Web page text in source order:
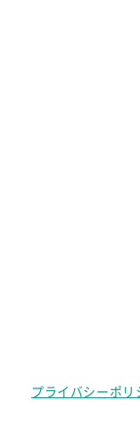
プライバシーポリ